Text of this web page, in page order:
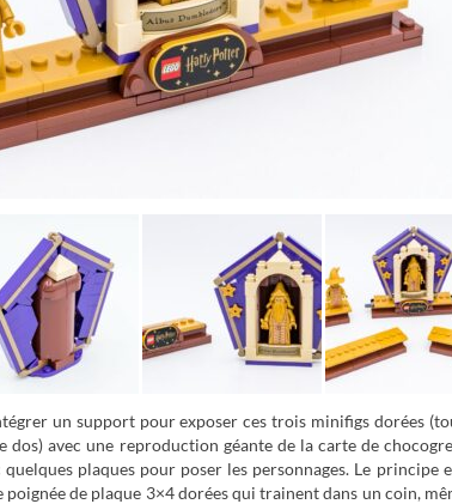
un support pour exposer ces trois minifigs dorées
dos) avec une reproduction géante de la carte de
plaques pour poser les personnages. Le principe
de plaque 3×4 dorées qui trainent dans un coin,